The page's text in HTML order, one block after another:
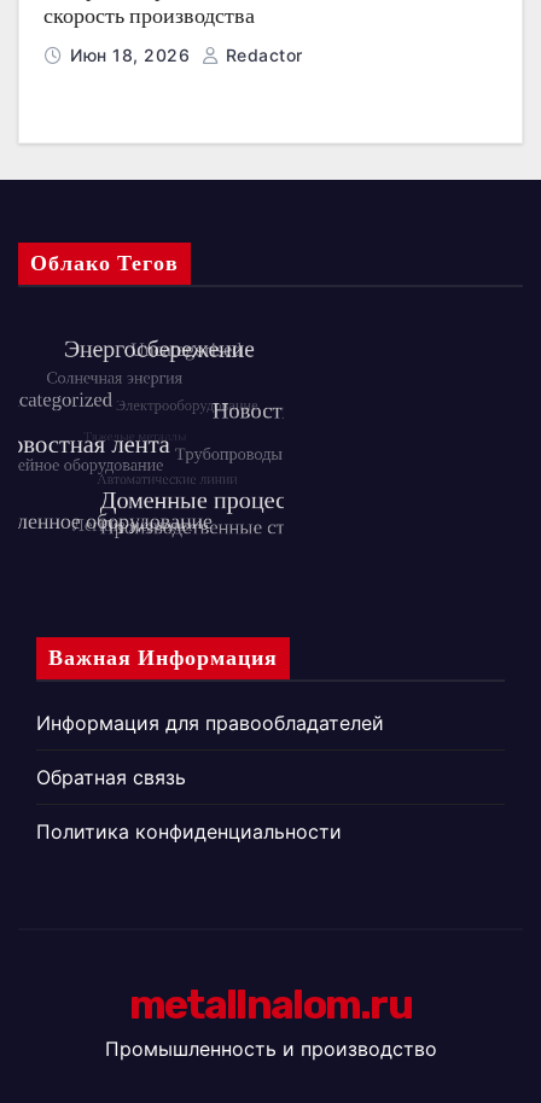
скорость производства
Июн 18, 2026 Redactor
Облако Тегов
Важная Информация
Информация для правообладателей
Обратная связь
Политика конфиденциальности
metallnalom.ru
Промышленность и производство